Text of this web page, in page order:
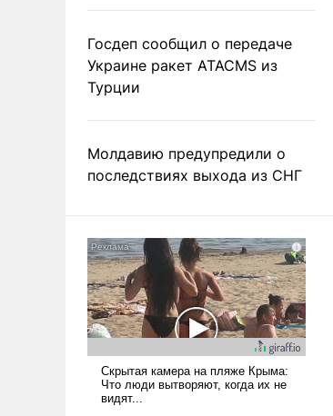
Госдеп сообщил о передаче
Украине ракет ATACMS из
Турции
Молдавию предупредили о
последствиях выхода из СНГ